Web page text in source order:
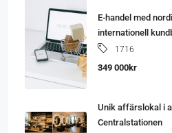
E-handel med
internationell
1716
349 000kr
Unik affärslokal i
Centralstationen